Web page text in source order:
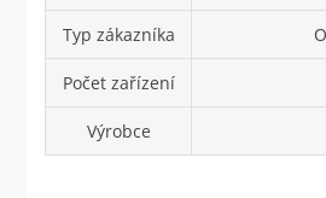
Typ zákazníka
Počet zařízení
Výrobce